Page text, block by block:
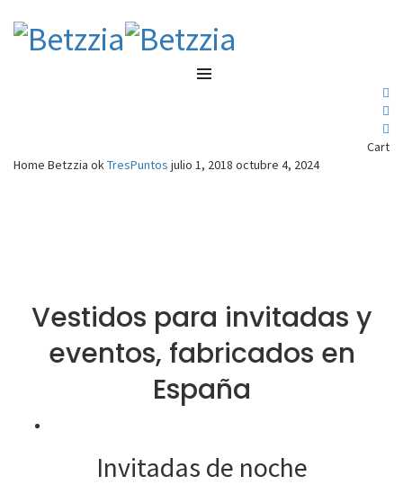
Cart
Home Betzzia okTresPuntos julio 1, 2018 octubre 4, 2024
Vestidos para invitadas y
eventos, fabricados en
España
Invitadas de noche